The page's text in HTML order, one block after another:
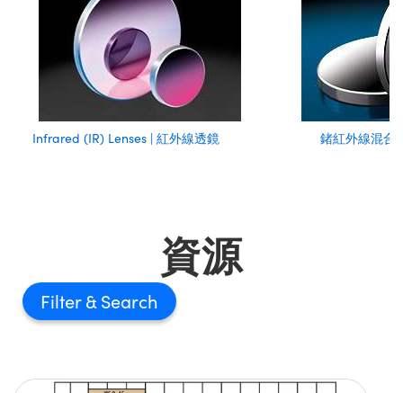
Infrared (IR) Lenses | 紅外線透鏡 鍺紅外線混合
資源
Filter